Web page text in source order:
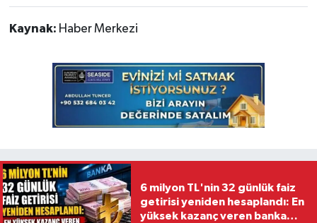
Kaynak: Haber Merkezi
6 milyon TL'nin 32 günlük faiz
getirisi yeniden hesaplandı: En
yüksek kazanç veren banka